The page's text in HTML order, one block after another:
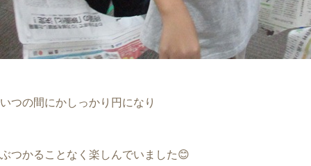
いつの間にかしっかり円になり
ぶつかることなく楽しんでいました😊